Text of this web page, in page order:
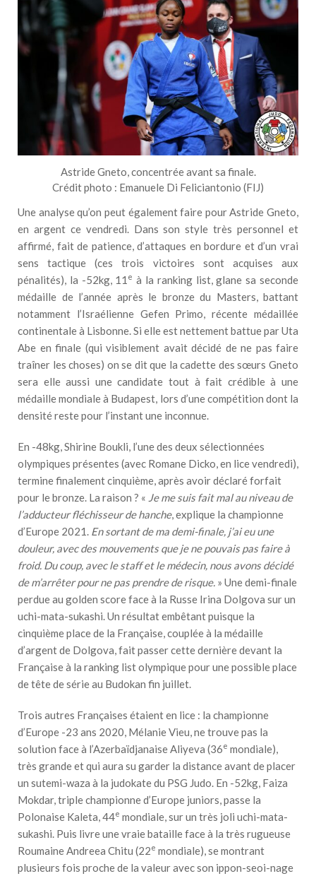
Astride Gneto, concentrée avant sa finale.
Crédit photo : Emanuele Di Feliciantonio (FIJ)
Une analyse qu’on peut également faire pour Astride Gneto,
en argent ce vendredi. Dans son style très personnel et
affirmé, fait de patience, d’attaques en bordure et d’un vrai
sens tactique (ces trois victoires sont acquises aux
pénalités), la -52kg, 11 e à la ranking list, glane sa seconde
médaille de l’année après le bronze du Masters, battant
notamment l’Israélienne Gefen Primo, récente médaillée
continentale à Lisbonne. Si elle est nettement battue par Uta
Abe en finale (qui visiblement avait décidé de ne pas faire
traîner les choses) on se dit que la cadette des sœurs Gneto
sera elle aussi une candidate tout à fait crédible à une
médaille mondiale à Budapest, lors d’une compétition dont la
densité reste pour l’instant une inconnue.
En -48kg, Shirine Boukli, l’une des deux sélectionnées
olympiques présentes (avec Romane Dicko, en lice vendredi),
termine finalement cinquième, après avoir déclaré forfait
pour le bronze. La raison ? « Je me suis fait mal au niveau de
l’adducteur fléchisseur de hanche, explique la championne
d’Europe 2021. En sortant de ma demi-finale, j’ai eu une
douleur, avec des mouvements que je ne pouvais pas faire à
froid. Du coup, avec le staff et le médecin, nous avons décidé
de m’arrêter pour ne pas prendre de risque. » Une demi-finale
perdue au golden score face à la Russe Irina Dolgova sur un
uchi-mata-sukashi. Un résultat embêtant puisque la
cinquième place de la Française, couplée à la médaille
d’argent de Dolgova, fait passer cette dernière devant la
Française à la ranking list olympique pour une possible place
de tête de série au Budokan fin juillet.
Trois autres Françaises étaient en lice : la championne
d’Europe -23 ans 2020, Mélanie Vieu, ne trouve pas la
solution face à l’Azerbaïdjanaise Aliyeva (36e mondiale),
très grande et qui aura su garder la distance avant de placer
un sutemi-waza à la judokate du PSG Judo. En -52kg, Faiza
Mokdar, triple championne d’Europe juniors, passe la
Polonaise Kaleta, 44e mondiale, sur un très joli uchi-mata-
sukashi. Puis livre une vraie bataille face à la très rugueuse
Roumaine Andreea Chitu (22e mondiale), se montrant
plusieurs fois proche de la valeur avec son ippon-seoi-nage